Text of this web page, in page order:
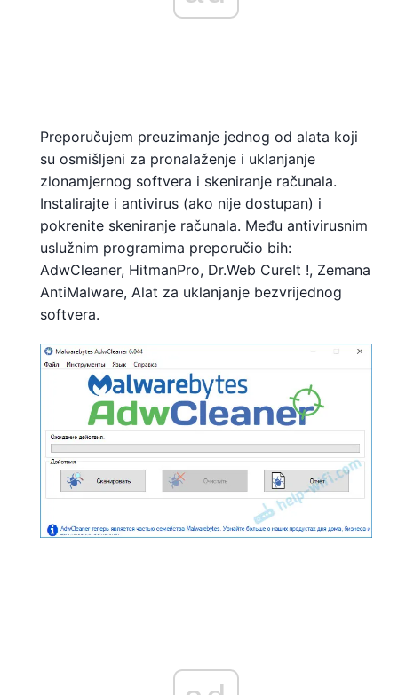
Preporučujem preuzimanje jednog od alata koji
su osmišljeni za pronalaženje i uklanjanje
zlonamjernog softvera i skeniranje računala.
Instalirajte i antivirus (ako nije dostupan) i
pokrenite skeniranje računala. Među antivirusnim
uslužnim programima preporučio bih:
AdwCleaner, HitmanPro, Dr.Web CureIt !, Zemana
AntiMalware, Alat za uklanjanje bezvrijednog
softvera.